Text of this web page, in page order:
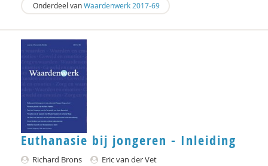
Dr. Katie-Lee Weille
Fons Klaase
Robin Knibbe
Swanny Kremer
Corrie Kreuk
Pascal Leuvenink
Onderdeel vanWaardenwerk 2017-69
Euthanasie bij jongeren - Inleiding
Richard Brons
Eric van der Vet